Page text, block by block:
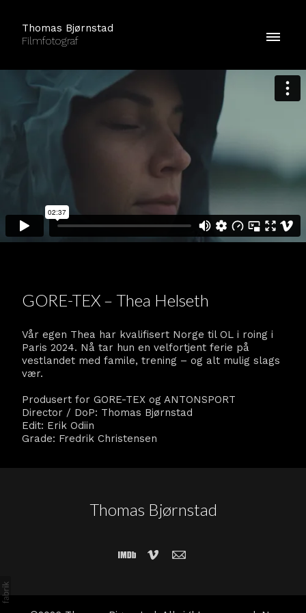
Thomas Bjørnstad
Filmfotograf
GORE-TEX – Thea Helseth
Vår egen Thea har kvalifisert Norge til OL i roing i
Paris 2024. Nå tar hun en velfortjent ferie på
vestlandet med famile, trening – og alt mulig slags
vær.
Produsert for GORE-TEX og ANTONSPORT
Director / DoP: Thomas Bjørnstad
Edit: Erik Odiin
Grade: Fredrik Christensen
Thomas Bjørnstad